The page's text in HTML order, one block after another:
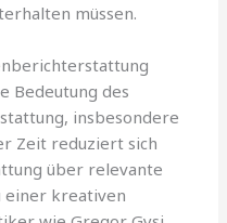
müssen.
Bedeutung des
insbesondere
Zeit reduziert sich
über relevante
einer kreativen